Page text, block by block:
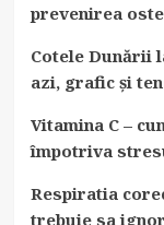
prevenirea
Cotele Dunării
azi, grafic și
Vitamina C –
împotriva
Respiratia
trebuie sa